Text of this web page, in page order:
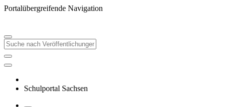
Portalübergreifende Navigation
Schulportal Sachsen